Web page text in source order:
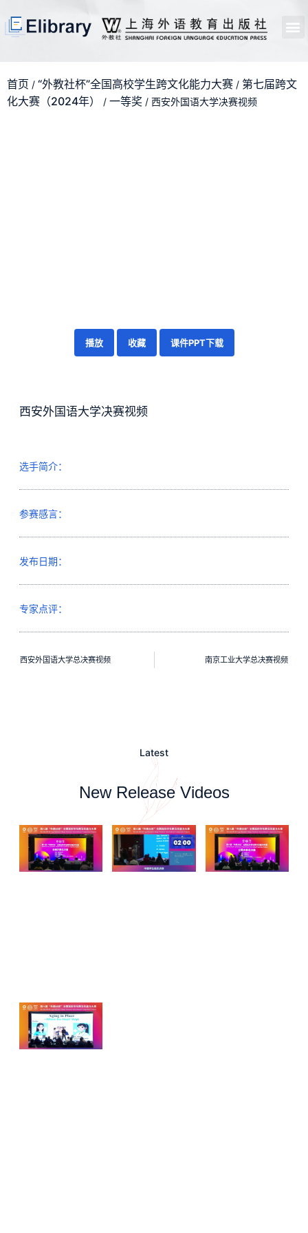
首页 / “外教社杯”全国高校学生跨文化能力大赛 / 第七届跨文
化大赛（2024年）
/ 一等奖 / 西安外国语大学决赛视频
播放 收藏 课件PPT下载
西安外国语大学决赛视频
选手简介：
参赛感言：
发布日期：
专家点评：
西安外国语大学总决赛视频 南京工业大学总决赛视频
Latest
New Release Videos